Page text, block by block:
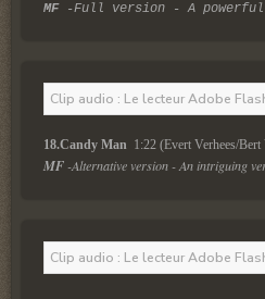
MF -Full version - A
Clip audio : Le lecteur Adobe
18.Candy Man 1:22 (Evert Verhees/Bert
MF -Alternative version - An intriguing
Clip audio : Le lecteur Adobe